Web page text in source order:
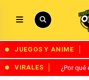
JUEGOS Y ANIME
VIRALES ¿Por qué